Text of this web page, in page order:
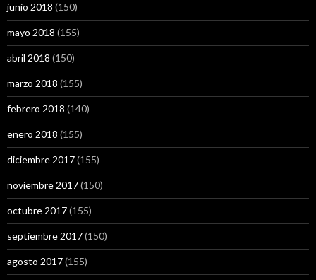
junio 2018 (150)
mayo 2018 (155)
abril 2018 (150)
marzo 2018 (155)
febrero 2018 (140)
enero 2018 (155)
diciembre 2017(155)
noviembre 2017(150)
octubre 2017(155)
septiembre 2017(150)
agosto 2017(155)